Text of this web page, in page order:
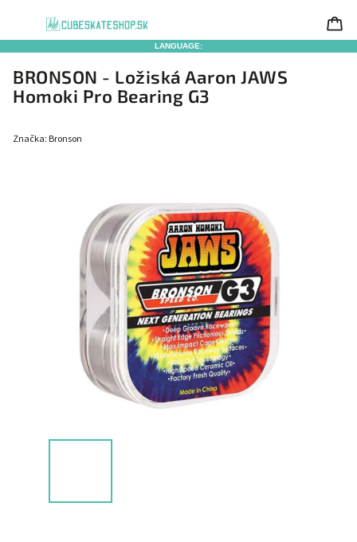
LANGUAGE:
BRONSON - Ložiská Aaron JAWS
Homoki Pro Bearing G3
Značka: Bronson